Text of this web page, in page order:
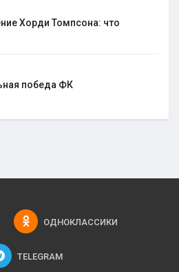
Хорди Томпсона: что
победа ФК
ОДНОКЛАССИКИ
TELEGRAM